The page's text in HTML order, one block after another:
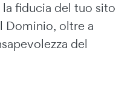
fiducia del tuo sito
Dominio, oltre a
del